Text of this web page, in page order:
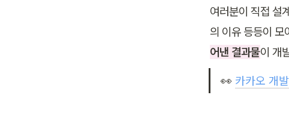
여러분이 직접 설
의 이유 등등이
어낸 결과물이 개
👀 카카오 개